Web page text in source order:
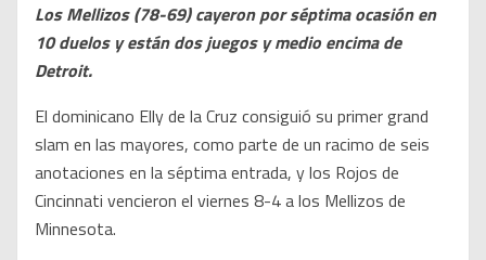
Los Mellizos (78-69) cayeron por séptima ocasión en
10 duelos y están dos juegos y medio encima de
Detroit.
El dominicano Elly de la Cruz consiguió su primer grand
slam en las mayores, como parte de un racimo de seis
anotaciones en la séptima entrada, y los Rojos de
Cincinnati vencieron el viernes 8-4 a los Mellizos de
Minnesota.